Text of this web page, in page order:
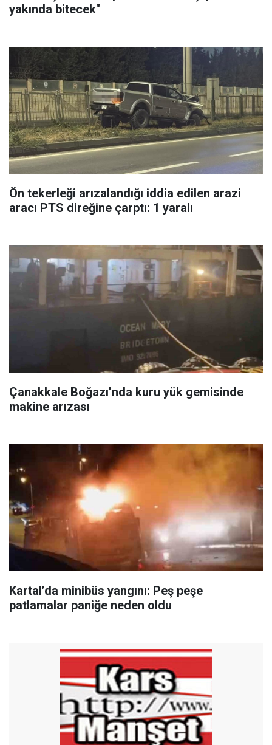
yakında bitecek"
Ön tekerleği arızalandığı iddia edilen arazi
aracı PTS direğine çarptı: 1 yaralı
Çanakkale Boğazı’nda kuru yük gemisinde
makine arızası
Kartal’da minibüs yangını: Peş peşe
patlamalar paniğe neden oldu